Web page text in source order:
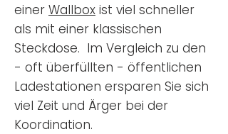
einer Wallbox ist viel schneller
als mit einer klassischen
Steckdose. Im Vergleich zu den
- oft überfüllten - öffentlichen
Ladestationen ersparen Sie sich
viel Zeit und Ärger bei der
Koordination.